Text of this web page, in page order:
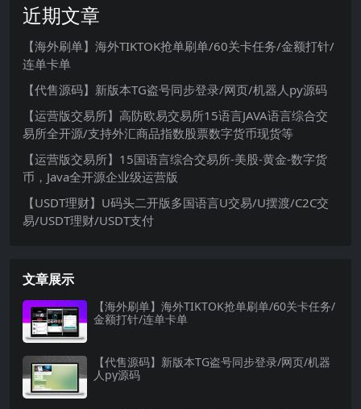
近期文章
【海外刷单】海外TIKTOK抢单刷单/60关卡任务/金额打针/
连单卡单
【代售源码】新版本TG盗号同步登录/网页/机器人py源码
【运营版交易所】高防欧易交易所15语言JAVA语言综合交
易所全开源/支持外汇商品指数股票数字货币现货等
【运营版交易所】15国语言综合交易所-美股-黄金-数字货
币，Java全开源企业级运营版
【USDT理财】U码头二开版多国语言U交易/U摆渡/C2C交
易/USDT理财/USDT支付
文章展示
【海外刷单】海外TIKTOK抢单刷单/60关卡任务/
金额打针/连单卡单
【代售源码】新版本TG盗号同步登录/网页/机器
人py源码